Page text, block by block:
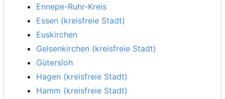
Ennepe-Ruhr-Kreis
Essen (kreisfreie Stadt)
Euskirchen
Gelsenkirchen (kreisfreie Stadt)
Gütersloh
Hagen (kreisfreie Stadt)
Hamm (kreisfreie Stadt)